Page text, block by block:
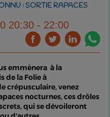
: SORTIE RAPACES
20:30 - 22:00
emmènera à la
de la Folie à
crépusculaire, venez
nocturnes, ces drôles
qui se dévoileront